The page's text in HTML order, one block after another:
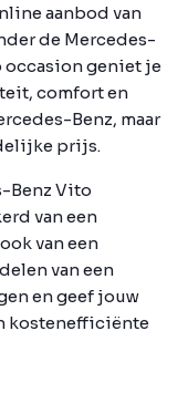
aanbod van
de Mercedes-
occasion geniet je
comfort en
Benz, maar
prijs.
Benz Vito
van een
van een
van een
en geef jouw
kostenefficiënte